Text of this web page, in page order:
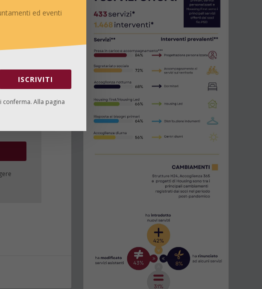
giusto
risposte, ied eventi
ISCRIVITI
conferma. Alla pagina